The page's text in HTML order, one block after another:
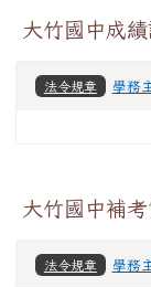
大竹國中成
法令規章 學務
大竹國中補
法令規章 學務